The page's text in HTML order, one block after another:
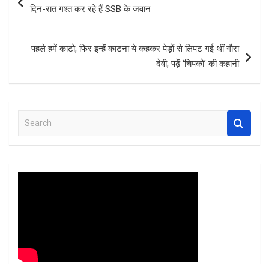
k
p
दिन-रात गश्त कर रहे हैं SSB के जवान
पहले हमें काटो, फिर इन्हें काटना ये कहकर पेड़ों से लिपट गई थीं गौरा
देवी, पढ़ें ‘चिपको’ की कहानी
a